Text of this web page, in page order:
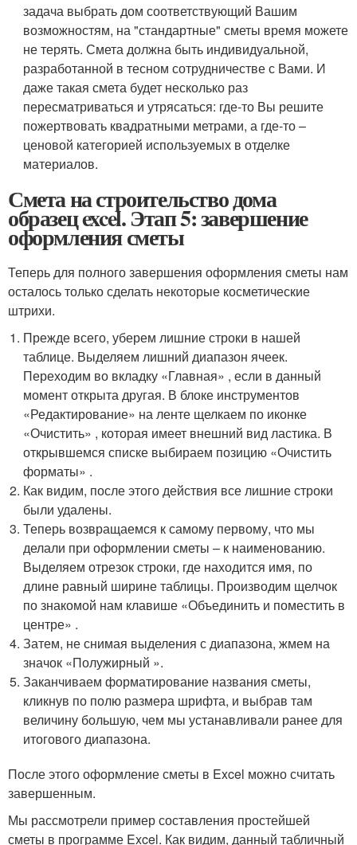
задача выбрать дом соответствующий Вашим
возможностям, на "стандартные" сметы время можете
не терять. Смета должна быть индивидуальной,
разработанной в тесном сотрудничестве с Вами. И
даже такая смета будет несколько раз
пересматриваться и утрясаться: где-то Вы решите
пожертвовать квадратными метрами, а где-то –
ценовой категорией используемых в отделке
материалов.
Смета на строительство дома
образец excel. Этап 5: завершение
оформления сметы
Теперь для полного завершения оформления сметы нам
осталось только сделать некоторые косметические
штрихи.
Прежде всего, уберем лишние строки в нашей
таблице. Выделяем лишний диапазон ячеек.
Переходим во вкладку «Главная» , если в данный
момент открыта другая. В блоке инструментов
«Редактирование» на ленте щелкаем по иконке
«Очистить» , которая имеет внешний вид ластика. В
открывшемся списке выбираем позицию «Очистить
форматы» .
Как видим, после этого действия все лишние строки
были удалены.
Теперь возвращаемся к самому первому, что мы
делали при оформлении сметы – к наименованию.
Выделяем отрезок строки, где находится имя, по
длине равный ширине таблицы. Производим щелчок
по знакомой нам клавише «Объединить и поместить в
центре» .
Затем, не снимая выделения с диапазона, жмем на
значок «Полужирный ».
Заканчиваем форматирование названия сметы,
кликнув по полю размера шрифта, и выбрав там
величину большую, чем мы устанавливали ранее для
итогового диапазона.
После этого оформление сметы в Excel можно считать
завершенным.
Мы рассмотрели пример составления простейшей
сметы в программе Excel. Как видим, данный табличный